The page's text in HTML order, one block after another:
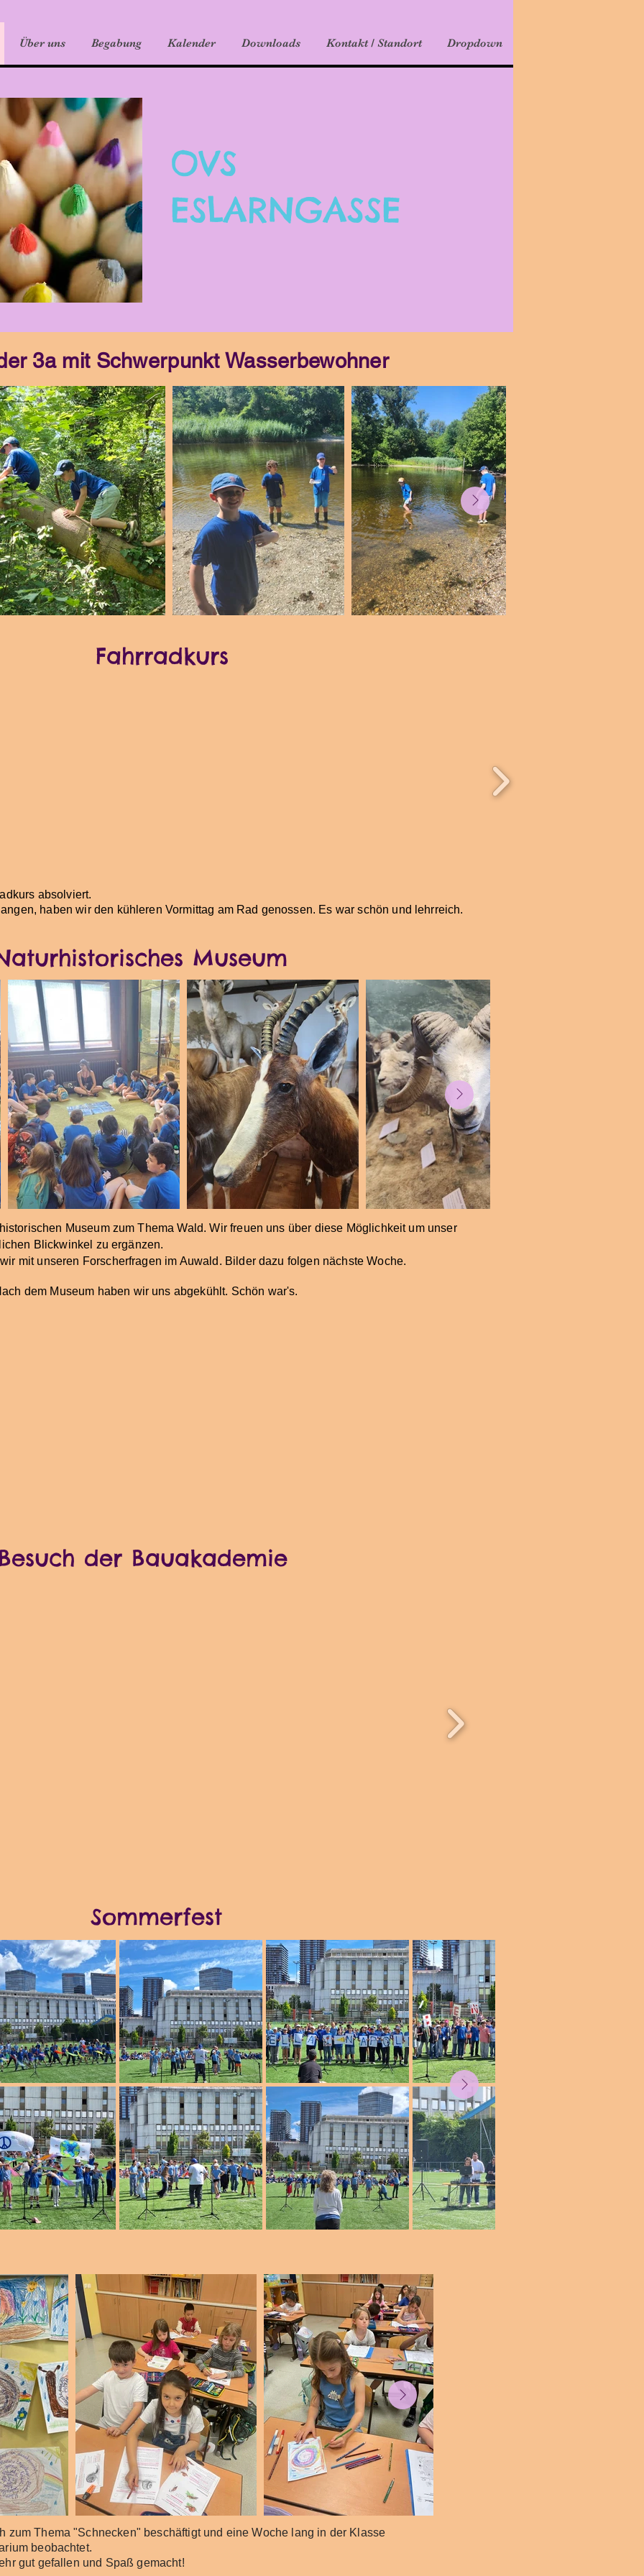
Über uns Begabung Kalender Downloads Kontakt / Standort Dropdown
OVS
ESLARNGASSE
3a mit Schwerpunkt Wasserbewohner
Fahrradkurs
absolviert.
haben wir den kühleren Vormittag am Rad genossen. Es war schön und lehrreich.
Museum
Museum zum Thema Wald. Wir freuen uns über diese Möglichkeit um unser
Blickwinkel zu ergänzen.
mit unseren Forscherfragen im Auwald. Bilder dazu folgen nächste Woche.
dem Museum haben wir uns abgekühlt. Schön war's.
der Bauakademie
Sommerfest
zum Thema "Schnecken" beschäftigt und eine Woche lang in der Klasse
beobachtet.
gut gefallen und Spaß gemacht!